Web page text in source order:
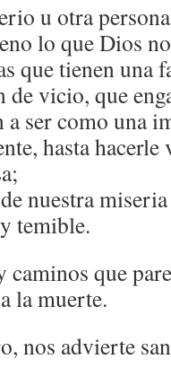
u otra
lo que Dios
que tienen una
vicio, que
ser como una
hasta
nuestra
temible.
caminos que
la muerte.
nos advierte